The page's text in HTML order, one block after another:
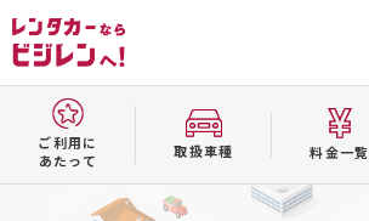
ご利用に
あたって
取扱⾞種 料⾦⼀覧